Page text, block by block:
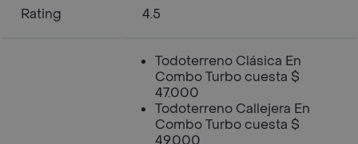
Rating 4.5
Todoterreno Clásica En
Combo Turbo cuesta $
47.000
Todoterreno Callejera En
Combo Turbo cuesta $
49.000